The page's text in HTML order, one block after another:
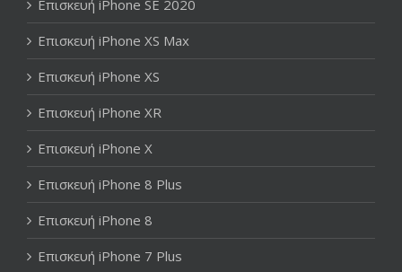
Επισκευή iPhone SE 2020
Επισκευή iPhone XS Max
Επισκευή iPhone XS
Επισκευή iPhone XR
Επισκευή iPhone X
Επισκευή iPhone 8 Plus
Επισκευή iPhone 8
Επισκευή iPhone 7 Plus